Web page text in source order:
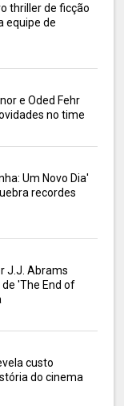
thriller de ficção
equipe de
e Oded Fehr
no time
Um Novo Dia'
recordes
J.J. Abrams
'The End of
custo
do cinema